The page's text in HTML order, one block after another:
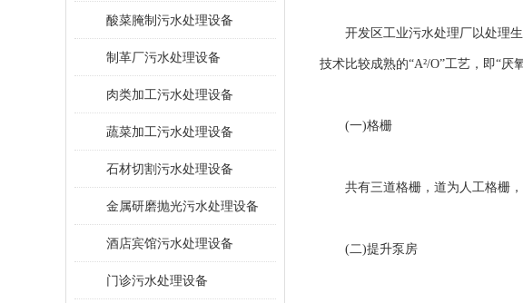
酸菜腌制污水处理设备
制革厂污水处理设备
肉类加工污水处理设备
蔬菜加工污水处理设备
石材切割污水处理设备
金属研磨抛光污水处理设备
酒店宾馆污水处理设备
门诊污水处理设备
开发区工业污水处理厂以处理生
技术比较成熟的“A²/O”工艺，即“厌
(一)格栅
共有三道格栅，道为人工格栅，
(二)提升泵房